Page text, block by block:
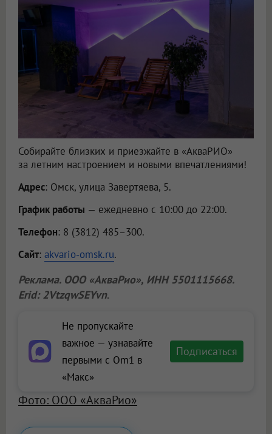
Собирайте близких и приезжайте в «АкваРИО»
за летним настроением и новыми впечатлениями!
Адрес: Омск, улица Завертяева, 5.
График работы — ежедневно с 10:00 до 22:00.
Телефон: 8 (3812) 485–300.
Сайт: akvario-omsk.ru.
Реклама. ООО «АкваРио», ИНН 5501115668.
Erid: 2VtzqwSEYvn.
Не пропускайте
важное — узнавайте
первыми с Om1 в
«Макс»
Подписаться
Фото: ООО «АкваРио»